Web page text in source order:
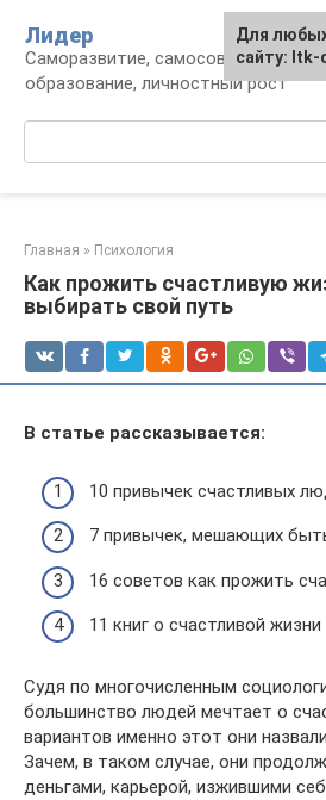
контенту
Лидер
Саморазвитие,
образование, личностный рост
Главная » Психология
Как прожить счастливую
выбирать свой путь
В статье рассказывается:
10 привычек счастливых
7 привычек, мешающих
16 советов как прожить
11 книг о счастливой жизни
Судя по многочисленным
большинство людей мечтает о
вариантов именно этот они
Зачем, в таком случае, они
деньгами, карьерой, изжившими
Для
сайту: ltk-